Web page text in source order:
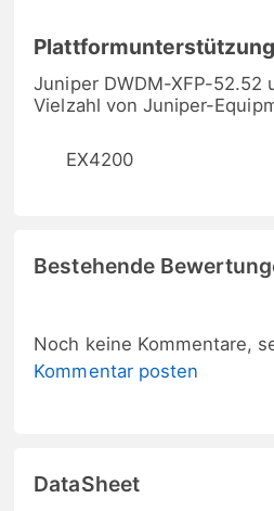
Plattformunterstützung
Juniper DWDM-XFP-52.52
Vielzahl von Juniper-
EX4200
Bestehende
Noch keine Kommentare,
Kommentar posten
DataSheet